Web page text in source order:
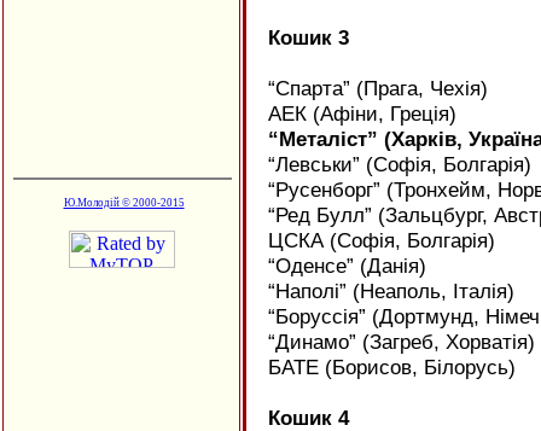
Ю.Молодій © 2000-2015
Кошик 3
“Спарта” (Прага, Чехія)
АЕК (Афіни, Греція)
“Металіст” (Харків,
“Левськи” (Софія, Болгарія)
“Русенборг” (Тронхейм,
“Ред Булл” (Зальцбург,
ЦСКА (Софія, Болгарія)
“Оденсе” (Данія)
“Наполі” (Неаполь, Італія)
“Боруссія” (Дортмунд,
“Динамо” (Загреб, Хорватія)
БАТЕ (Борисов, Білорусь)
Кошик 4